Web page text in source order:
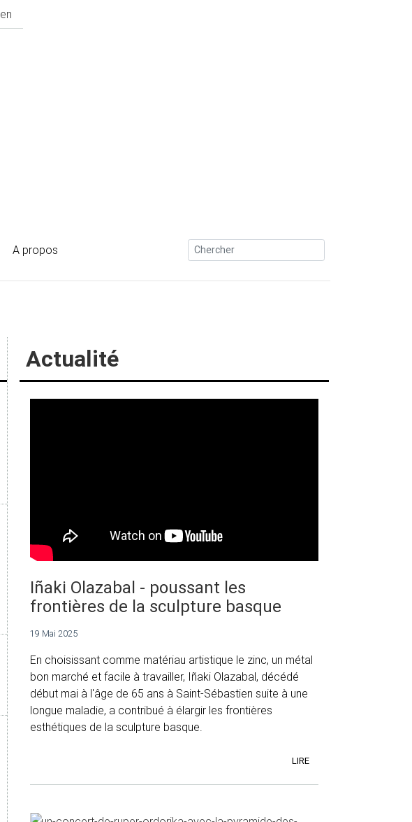
en
A propos
Actualité
Iñaki Olazabal - poussant les
frontières de la sculpture basque
19 Mai 2025
En choisissant comme matériau artistique le zinc, un métal
bon marché et facile à travailler, Iñaki Olazabal, décédé
début mai à l'âge de 65 ans à Saint-Sébastien suite à une
longue maladie, a contribué à élargir les frontières
esthétiques de la sculpture basque.
LIRE